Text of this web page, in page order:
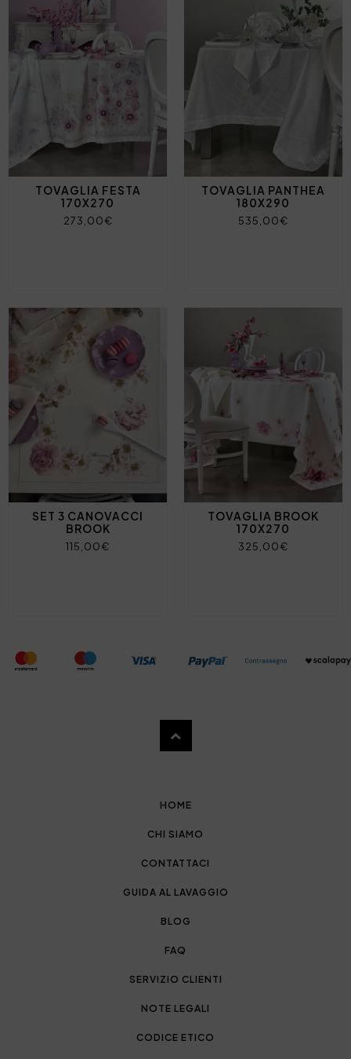
TOVAGLIA FESTA
170X270
273,00€
TOVAGLIA PANTHEA
180X290
535,00€
SET 3 CANOVACCI
BROOK
115,00€
TOVAGLIA BROOK
170X270
325,00€
HOME
CHI SIAMO
CONTATTACI
GUIDA AL LAVAGGIO
BLOG
FAQ
SERVIZIO CLIENTI
NOTE LEGALI
CODICE ETICO